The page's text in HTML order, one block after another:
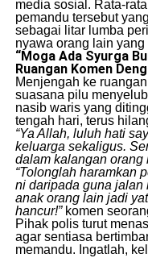
media sosial. Rata-
pemandu tersebut
sebagai litar lumba
nyawa orang lain
“Moga Ada Syurga
Ruangan Komen
​Menjengah ke
suasana pilu
nasib waris yang
tengah hari, terus
“Ya Allah, luluh hati
keluarga sekaligus.
dalam kalangan orang
“Tolonglah haramkan
ni daripada guna jalan
anak orang lain jadi
hancur!”komen
​Pihak polis turut
agar sentiasa
memandu. Ingatlah,